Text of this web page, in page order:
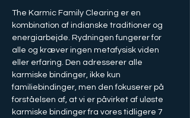
The Karmic Family Clearing er en
kombination af indianske traditioner og
energiarbejde. Rydningen fungerer for
alle og kræver ingen metafysisk viden
eller erfaring. Den adresserer alle
karmiske bindinger, ikke kun
familiebindinger, men den fokuserer på
forståelsen af, at vi er påvirket af uløste
karmiske bindinger fra vores tidligere 7